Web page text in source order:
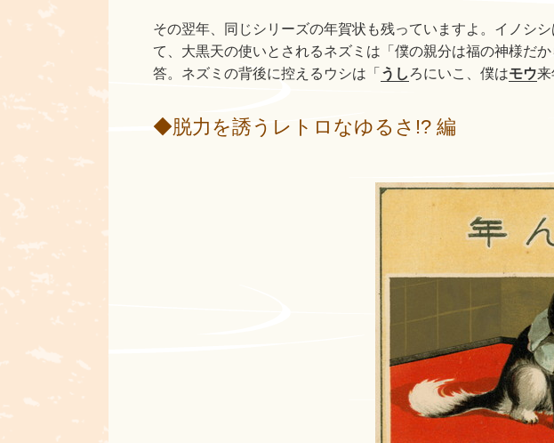
その翌年、同じシリーズの年賀状も残っていますよ。イノシ
て、大黒天の使いとされるネズミは「僕の親分は福の神様だ
答。ネズミの背後に控えるウシは「 うしろにいこ、僕はモウ来
◆脱力を誘うレトロなゆるさ!? 編